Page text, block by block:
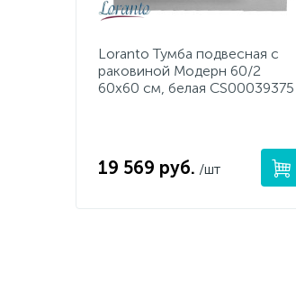
Loranto Тумба подвесная с
раковиной Модерн 60/2
60х60 см, белая CS00039375
19 569 руб. /шт